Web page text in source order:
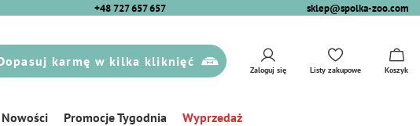
+48 727 657 657 sklep@spolka-zoo.com
karmę w kilka kliknięć
Zaloguj się Listy zakupowe Koszyk
Nowości Promocje Tygodnia Wyprzedaż